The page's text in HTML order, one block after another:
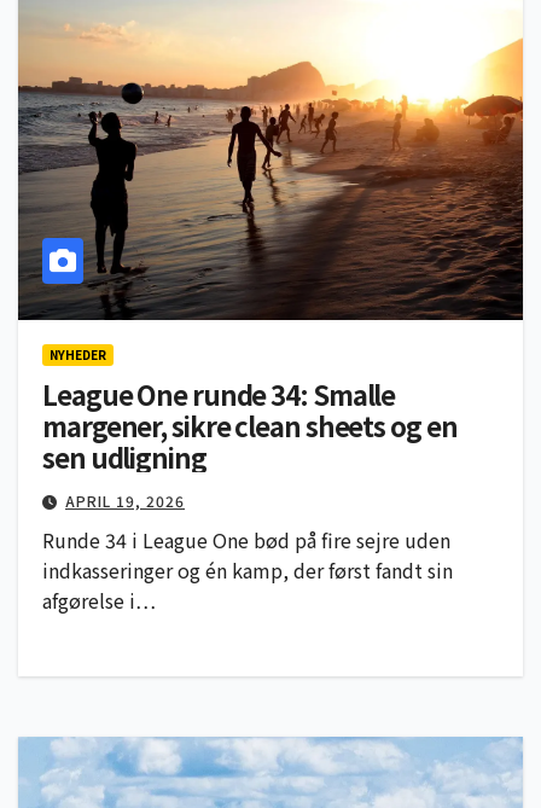
NYHEDER
League One runde 34: Smalle
margener, sikre clean sheets og en
sen udligning
APRIL 19, 2026
Runde 34 i League One bød på fire sejre uden
indkasseringer og én kamp, der først fandt sin
afgørelse i…